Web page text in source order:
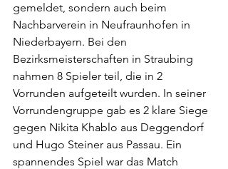
gemeldet, sondern auch beim
Nachbarverein in Neufraunhofen in
Niederbayern. Bei den
Bezirksmeisterschaften in Straubing
nahmen 8 Spieler teil, die in 2
Vorrunden aufgeteilt wurden. In seiner
Vorrundengruppe gab es 2 klare Siege
gegen Nikita Khablo aus Deggendorf
und Hugo Steiner aus Passau. Ein
spannendes Spiel war das Match